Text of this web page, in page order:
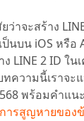
าจะสร้าง
ป็นบน iOS หรื
LINE 2 ID ใน
ความนี้เราจะ
พร้อมคำแน
การสูญหายของ